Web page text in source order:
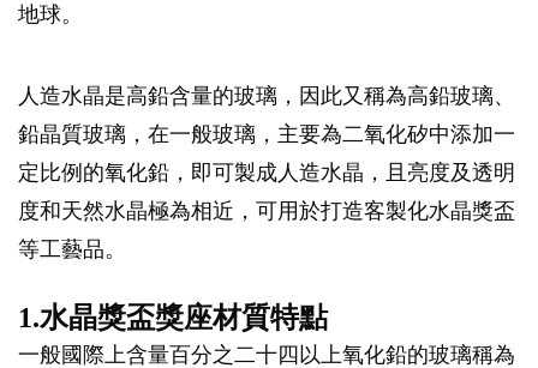
地球。
人造水晶是高鉛含量的玻璃，因此又稱為高鉛玻璃、
鉛晶質玻璃，在一般玻璃，主要為二氧化矽中添加一
定比例的氧化鉛，即可製成人造水晶，且亮度及透明
度和天然水晶極為相近，可用於打造客製化水晶獎盃
等工藝品。
1.水晶獎盃獎座材質特點
一般國際上含量百分之二十四以上氧化鉛的玻璃稱為